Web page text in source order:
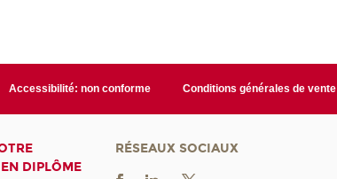
Accessibilité: non conforme Conditions générales de vente
DIPLÔME
RÉSEAUX SOCIAUX